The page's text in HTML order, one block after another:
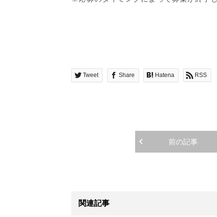
Tweet Share Hatena RSS
前の記事
関連記事